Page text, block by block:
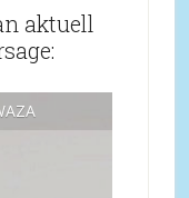
aktuell